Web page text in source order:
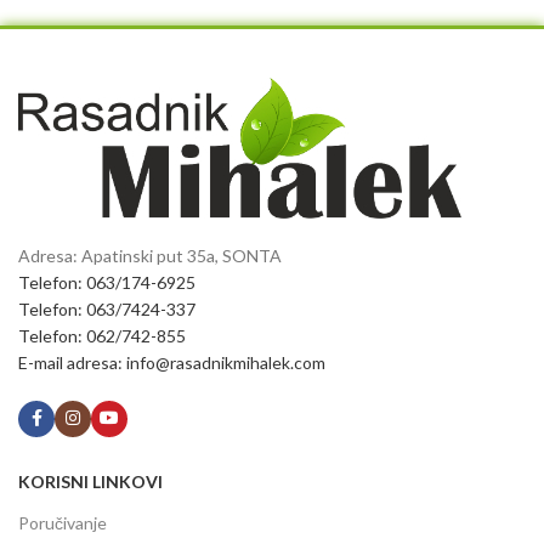
Adresa: Apatinski put 35a, SONTA
Telefon: 063/174-6925
Telefon: 063/7424-337
Telefon: 062/742-855
E-mail adresa: info@rasadnikmihalek.com
KORISNI LINKOVI
Poručivanje